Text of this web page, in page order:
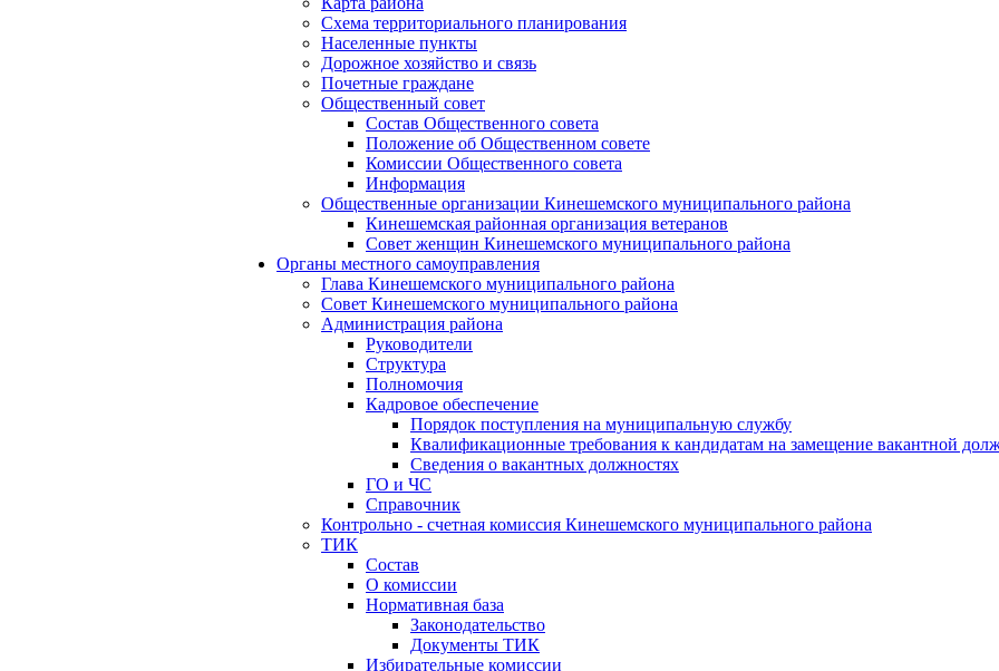
Схема территориального планирования
Населенные пункты
Дорожное хозяйство и связь
Почетные граждане
Общественный совет
Состав Общественного совета
Положение об Общественном совете
Комиссии Общественного совета
Информация
Общественные организации Кинешемского муниципального района
Кинешемская районная организация ветеранов
Совет женщин Кинешемского муниципального района
Органы местного самоуправления
Глава Кинешемского муниципального района
Совет Кинешемского муниципального района
Администрация района
Руководители
Структура
Полномочия
Кадровое обеспечение
Порядок поступления на муниципальную службу
Квалификационные требования к кандидатам на замещение вакантной
Сведения о вакантных должностях
ГО и ЧС
Справочник
Контрольно - счетная комиссия Кинешемского муниципального района
ТИК
Состав
О комиссии
Нормативная база
Законодательство
Документы ТИК
Избирательные комиссии